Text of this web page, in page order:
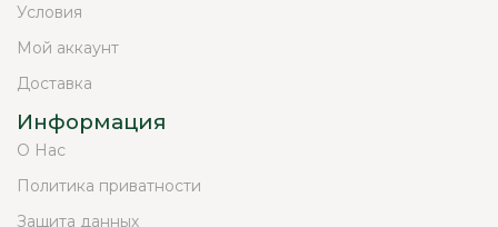
Условия
Мой аккаунт
Доставка
Информация
О Нас
Политика приватности
Защита данных